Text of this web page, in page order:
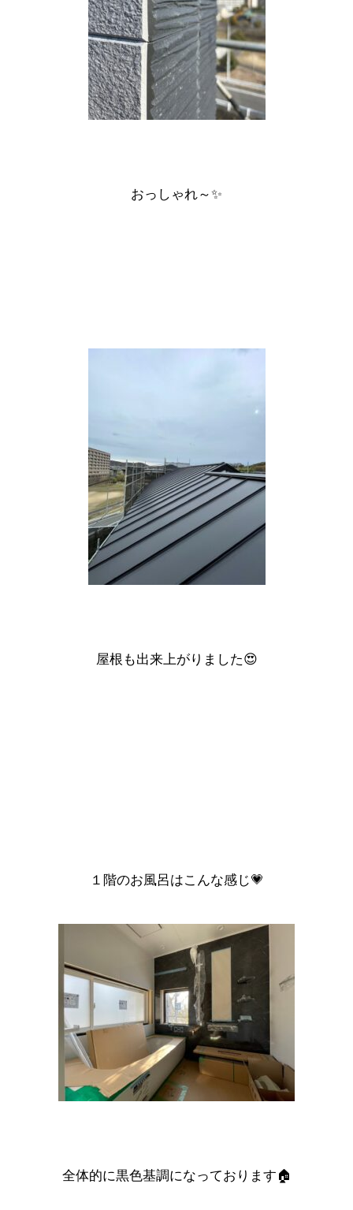
おっしゃれ～✨
屋根も出来上がりました😍
１階のお風呂はこんな感じ💗
全体的に黒色基調になっております🏠